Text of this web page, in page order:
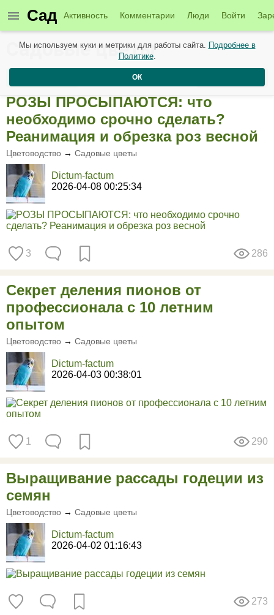
Сад Активность Комментарии Люди Войти
Садовые цветы
РОЗЫ ПРОСЫПАЮТСЯ: что
необходимо срочно сделать?
Реанимация и обрезка роз весной
Цветоводство → Садовые цветы
Dictum-factum
2026-04-08 00:25:34
3 286
Секрет деления пионов от
профессионала с 10 летним
опытом
Цветоводство → Садовые цветы
Dictum-factum
2026-04-03 00:38:01
1 290
Выращивание рассады годеции из
семян
Цветоводство → Садовые цветы
Dictum-factum
2026-04-02 01:16:43
273
Мы используем куки и метрики для работы сайта. Подробнее в
Политике.
ОК